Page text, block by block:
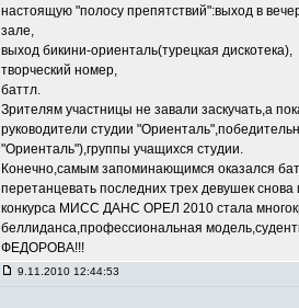
настоящую "полосу препятствий":выход в
зале,
выход бикини-ориенталь(турецкая дискотека),
творческий номер,
баттл.
Зрителям участницы не завали заскучать,а
руководители студии
"Ориенталь"),группы учащихся студии.
Конечно,самым запоминающимся оказался
перетанцевать последних трех девушек
конкурса МИСС ДАНС ОРЕЛ 2010 стала
беллиданса,профессиональная
ФЕДОРОВА!!!
9.11.2010 12:44:53